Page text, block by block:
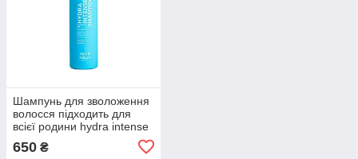
Шампунь для зволоження
волосся підходить для
всієї родини hydra intense
Cosmetics
650 ₴